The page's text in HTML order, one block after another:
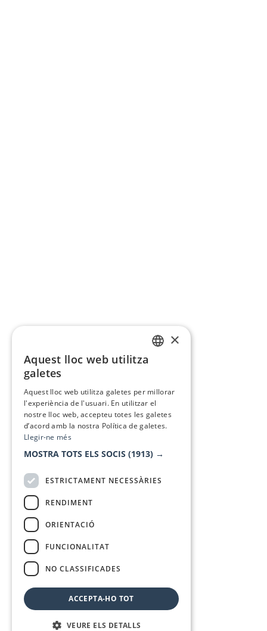
×
Aquest lloc web utilitza
galetes
Aquest lloc web utilitza galetes per millorar
l'experiència de l'usuari. En utilitzar el
nostre lloc web, accepteu totes les galetes
d’acord amb la nostra Política de galetes.
Llegir-ne més
MOSTRA TOTS ELS SOCIS (1913) →
ESTRICTAMENT NECESSÀRIES
RENDIMENT
ORIENTACIÓ
FUNCIONALITAT
NO CLASSIFICADES
ACCEPTA-HO TOT
VEURE ELS DETALLS